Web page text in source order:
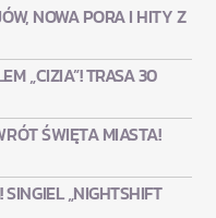
NOWA PORA I HITY Z
„CIZIA”! TRASA 30
ŚWIĘTA MIASTA!
„NIGHTSHIFT